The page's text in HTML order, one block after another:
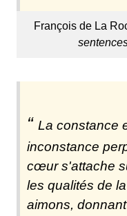
François de La
La constance
inconstance
cœur s'attache
les qualités de
aimons,